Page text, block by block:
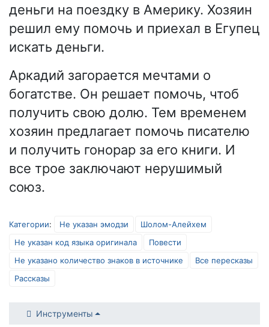
деньги на поездку в Америку. Хозяин
решил ему помочь и приехал в Егупец
искать деньги.
Аркадий загорается мечтами о
богатстве. Он решает помочь, чтоб
получить свою долю. Тем временем
хозяин предлагает помочь писателю
и получить гонорар за его книги. И
все трое заключают нерушимый
союз.
Категории: Не указан эмодзи
Шолом-Алейхем
Не указан код языка оригинала
Повести
Не указано количество знаков в источнике
Все пересказы
Рассказы
Инструменты